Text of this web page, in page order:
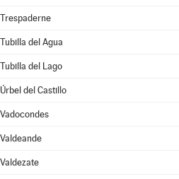
Trespaderne
Tubilla del Agua
Tubilla del Lago
Úrbel del Castillo
Vadocondes
Valdeande
Valdezate